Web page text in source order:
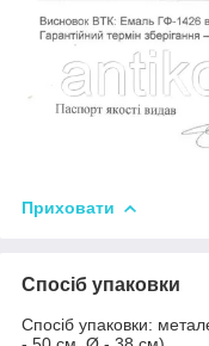
Приховати
Спосіб упаковки
Спосіб упаковки: